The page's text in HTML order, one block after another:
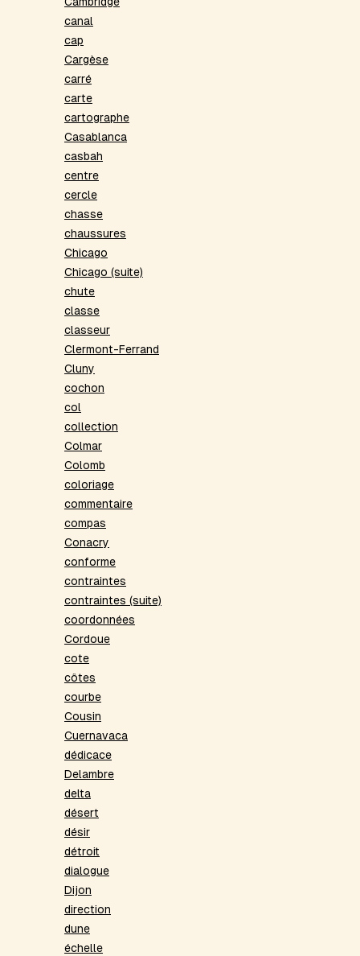
canal
cap
Cargèse
carré
carte
cartographe
Casablanca
casbah
centre
cercle
chasse
chaussures
Chicago
Chicago (suite)
chute
classe
classeur
Clermont-Ferrand
Cluny
cochon
col
collection
Colmar
Colomb
coloriage
commentaire
compas
Conacry
conforme
contraintes
contraintes (suite)
coordonnées
Cordoue
cote
côtes
courbe
Cousin
Cuernavaca
dédicace
Delambre
delta
désert
désir
détroit
dialogue
Dijon
direction
dune
échelle